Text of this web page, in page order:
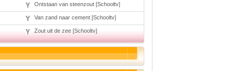
Ontstaan van steenzout [Schooltv]
Van zand naar cement [Schooltv]
Zout uit de zee [Schooltv]